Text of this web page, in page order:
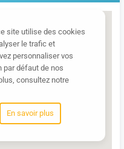
site utilise des cookies
le trafic et
personnaliser vos
par défaut de nos
consultez notre
En savoir plus